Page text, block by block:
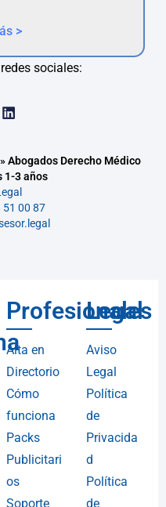
>
sociales:
Abogados Derecho Médico
1-3 años
51 00 87
Profesionales
Alta en
Directorio
Cómo
funciona
Packs
Publicitari
os
Soporte
Legal
Aviso
Legal
Política
de
Privacida
d
Política
de